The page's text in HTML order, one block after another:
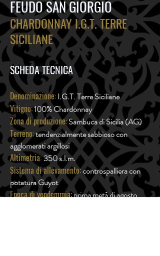
FEUDO SAN GIORGIO
CHARDONNAY I.G.T. TERRE
SICILIANE
SCHEDA TECNICA
Denominazione:I.G.T. Terre Siciliane
Vitigno:100% Chardonnay
Zona di produzione:Sambuca di Sicilia (AG)
Terreno:tendenzialmente sabbioso con
agglomerati argillosi
Altimetria:350 s.l.m.
Sistema di allevamento:controspalliera con
potatura Guyot
Epoca di vendemmia:prima metà di agosto